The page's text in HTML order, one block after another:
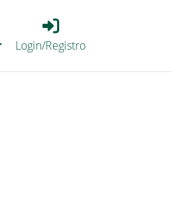
Login_Registro
Login/Registro